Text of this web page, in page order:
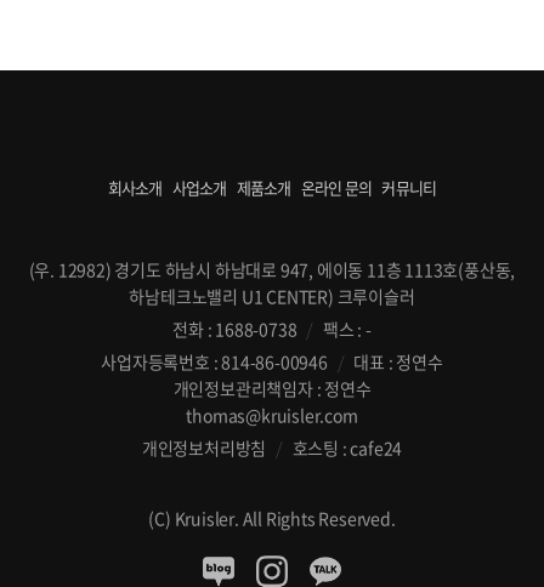
회사소개 사업소개 제품소개 온라인 문의 커뮤니티
(우. 12982) 경기도 하남시 하남대로 947, 에이동 11층 1113호(풍산동,
하남테크노밸리 U1 CENTER) 크루이슬러
전화 : 1688-0738 / 팩스 : -
사업자등록번호 : 814-86-00946 / 대표 : 정연수
개인정보관리책임자 : 정연수
thomas@kruisler.com
개인정보처리방침 / 호스팅 : cafe24
(C) Kruisler. All Rights Reserved.